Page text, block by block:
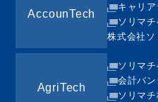
AccounTech
キャリ
ソリマ
株式会社ソ
AgriTech
ソリマ
会計バ
ソリマ